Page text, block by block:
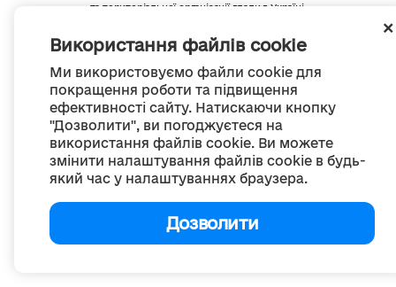
Використання файлів cookie
Ми використовуємо файли cookie для
покращення роботи та підвищення
ефективності сайту. Натискаючи кнопку
"Дозволити", ви погоджуєтеся на
використання файлів cookie. Ви можете
змінити налаштування файлів cookie в будь-
який час у налаштуваннях браузера.
Дозволити
та територіальної організації влади в Україні.
Весь контент доступний за ліцензією
Creative Commons Attribution 4.0 International license,
якщо не зазначено інше